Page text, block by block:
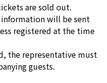
are sold out.
information will be sent
registered at the time
the representative must
guests.